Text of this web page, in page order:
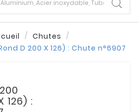
Chutes
D 200 X 126) : Chute n°6907
126) :